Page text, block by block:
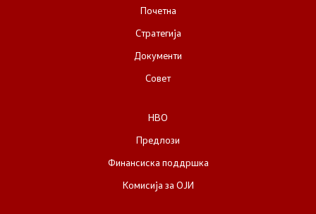
Почетна
Стратегија
Документи
Совет
НВО
Предлози
Финансиска поддршка
Комисија за ОЈИ